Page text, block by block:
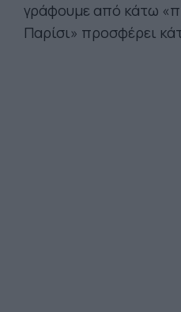
γράφουμε από κάτω
Παρίσι» προσφέρει